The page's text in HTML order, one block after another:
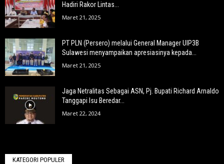
Hadiri Rakor Lintas...
Maret 21, 2025
PT PLN (Persero) melalui General Manager UIP3B
Sulawesi menyampaikan apresiasinya kepada...
Maret 21, 2025
Jaga Netralitas Sebagai ASN, Pj. Bupati Richard Arnaldo
Tanggapi Isu Beredar...
Maret 22, 2024
KATEGORI POPULER